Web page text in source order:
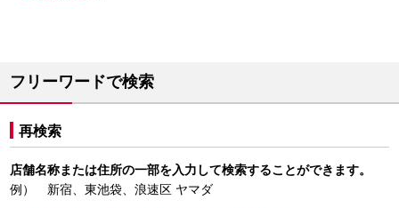
フリーワードで検索
再検索
店舗名称または住所の一部を入力して検索することができます。
例） 新宿、東池袋、浪速区 ヤマダ